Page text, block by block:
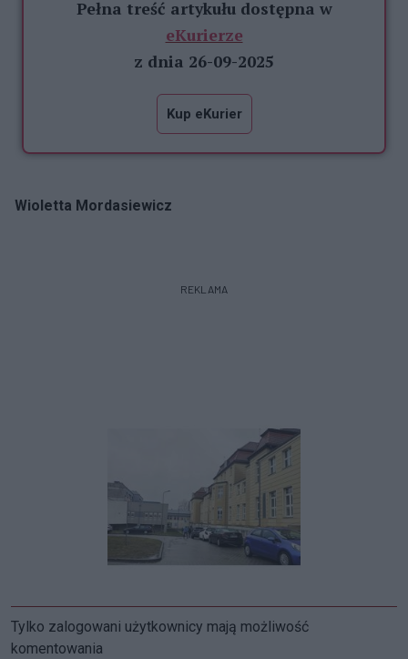
Pełna treść artykułu dostępna w
eKurierze
z dnia 26-09-2025
Kup eKurier
Wioletta Mordasiewicz
REKLAMA
Tylko zalogowani użytkownicy mają możliwość
komentowania